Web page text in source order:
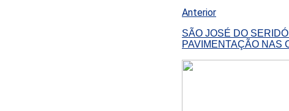
Anterior
SÃO JOSÉ DO
PAVIMENTAÇÃO NAS